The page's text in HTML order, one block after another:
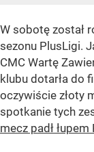
W sobotę został
sezonu PlusLigi.
CMC Wartę
klubu dotarła do
oczywiście złoty
spotkanie tych
mecz padł